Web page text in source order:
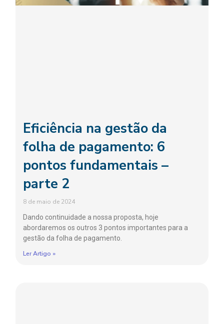
Eficiência na gestão da
folha de pagamento: 6
pontos fundamentais –
parte 2
8 de maio de 2024
Dando continuidade a nossa proposta, hoje
abordaremos os outros 3 pontos importantes para a
gestão da folha de pagamento.
Ler Artigo »